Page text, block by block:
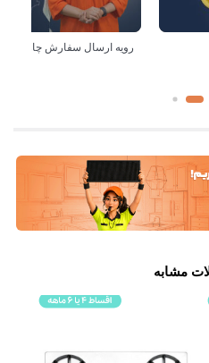
رویه ارسال سفارش چارسو
مشابه